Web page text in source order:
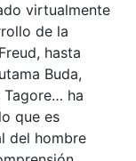
virtualmente
de la
hasta
Buda,
Tagore… ha
que es
del hombre